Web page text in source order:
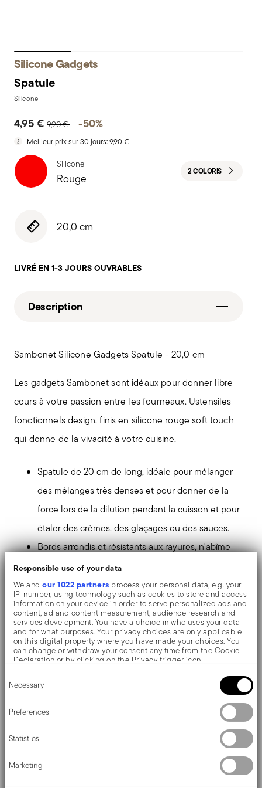
Responsible use of your data
We andour 1022 partners process your personal data, e.g. your
IP-number, using technology such as cookies to store and access
information on your device in order to serve personalized ads and
content, ad and content measurement, audience research and
services development. You have a choice in who uses your data
and for what purposes. Your privacy choices are only applicable
on this digital property where you have made your choices. You
can change or withdraw your consent any time from the Cookie
Declaration or by clicking on the Privacy trigger icon.
Collect information about your geographical location
Identify your device by actively scanning it for specific
characteristics (fingerprinting)
Find out more about how your personal data is processed and set
your preferences in the
We use cookies to personalise content and ads, to provide social
media features and to analyse our traffic. We also share
information about your use of our site with our social media,
Selection
Necessary
Preferences
Statistics
Marketing
Silicone Gadgets
Spatule
Silicone
4,95 € 9,90 € -50%
Meilleur prix sur 30 jours:9,90 €
Silicone
Rouge 2 COLORIS
20,0 cm
LIVRÉ EN 1-3 JOURS OUVRABLES
Description
Sambonet Silicone Gadgets Spatule - 20,0 cm
Les gadgets Sambonet sont idéaux pour donner libre
cours à votre passion entre les fourneaux. Ustensiles
fonctionnels design, finis en silicone rouge soft touch
qui donne de la vivacité à votre cuisine.
Spatule de 20 cm de long, idéale pour mélanger
des mélanges très denses et pour donner de la
force lors de la dilution pendant la cuisson et pour
étaler des crèmes, des glaçages ou des sauces.
Bords arrondis et résistants aux rayures, n'abîme
pas les surfaces antiadhésives des casseroles et
des poêles. Sûr et inodore, il n'altère pas les
caractéristiques organoleptiques des aliments.
Léger et maniable, le manche est ergonomique et
antidérapant. Le trou à l'extrémité vous permet de
le suspendre après utilisation, pour l'avoir toujours
Fait en silicone, il résiste à des températures de
-40 ° C à plus de +200 ° C sans perdre sa couleur
ou se déformer. Facile à nettoyer et lavable au